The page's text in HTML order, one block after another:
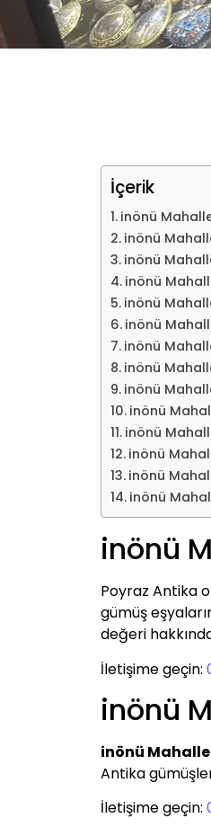
İçerik
inönü
inönü
inönü
inönü
inönü
inönü
inönü
inönü
inönü
inönü
inönü
inönü
inönü
inönü
inönü
Poyraz Antika
gümüş
değeri
İletişime geçin:
inönü
inönü
Antika
İletişime geçin: